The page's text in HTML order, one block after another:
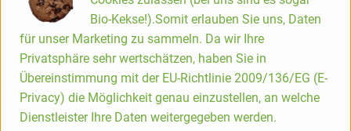
Wer seine Bestellung lieber selbst abholt, kann
dies an sechs Tagen in der Woche direkt am
Blumenhof tun – auf Wunsch auch mehrmals
pro Woche.
Bio-Kekse!).Somit erlauben Sie uns, Daten
für unser Marketing zu sammeln. Da wir Ihre
Privatsphäre sehr wertschätzen, haben Sie in
Übereinstimmung mit der EU-Richtlinie 2009/136/EG (E-
Privacy) die Möglichkeit genau einzustellen, an welche
Dienstleister Ihre Daten weitergegeben werden.